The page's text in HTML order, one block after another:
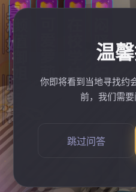
温
你即将看到当地寻找约
前，我们需要
跳过问答